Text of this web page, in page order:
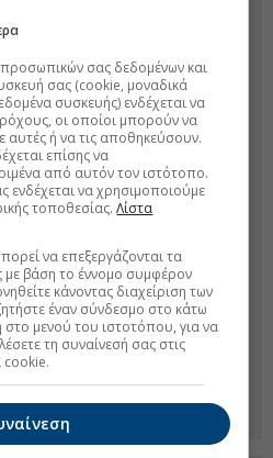
προσωπικών σας δεδομένων και
σας (cookie, μοναδικά
συσκευής) ενδέχεται να
οι οποίοι μπορούν να
ή να τις αποθηκεύσουν.
επίσης να
από αυτόν τον ιστότοπο.
ενδέχεται να χρησιμοποιούμε
τοποθεσίας.Λίστα
να επεξεργάζονται τα
βάση το έννομο συμφέρον
κάνοντας διαχείριση των
έναν σύνδεσμο στο κάτω
στο μενού του ιστοτόπου, για να
τη συναίνεσή σας στις
cookie.